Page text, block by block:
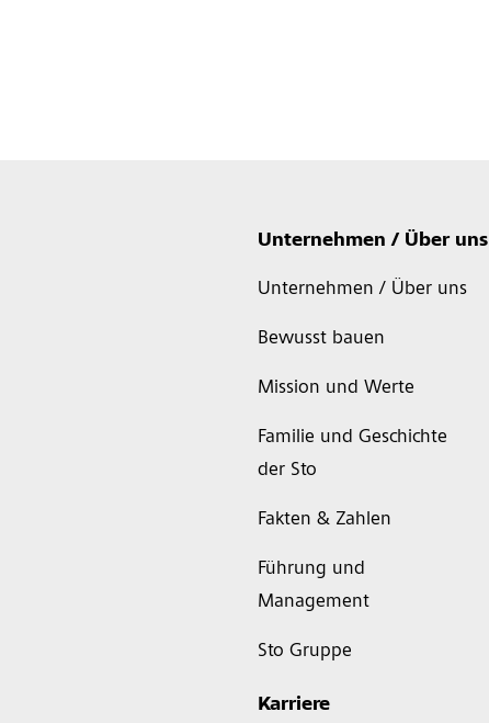
Unternehmen / Über uns
Unternehmen / Über uns
Bewusst bauen
Mission und Werte
Familie und Geschichte
der Sto
Fakten & Zahlen
Führung und
Management
Sto Gruppe
Karriere